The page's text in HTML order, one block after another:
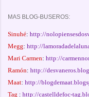
MAS BLOG-BUSEROS:
Sinuhé: http://
Megg: http://
Mari Carmen: http://
Ramón: http://
Maat: http://
Tag : http://castelldefoc-